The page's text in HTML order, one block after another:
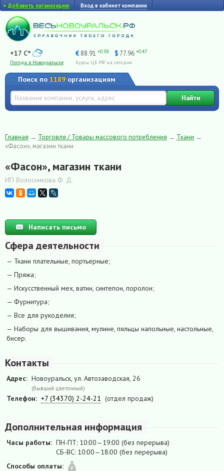
+ Добавить организацию Вход в кабинет компании
+17 C°
Погода в Новоуральске
€ 88.91 +0.38 $ 77.96 +0.47
Курсы ЦБ РФ на сегодня
Поиск по 1189 организациям
Найти
Главная → Торговля / Товары массового потребления → Ткани →
«Фасон», магазин ткани
«Фасон», магазин ткани
ИП Волосникова Ф. Д.
Написать письмо
Сфера деятельности
— Ткани плательные, портьерные;
— Пряжа;
— Искусственный мех, ватин, синтепон, поролон;
— Фурнитура;
— Все для рукоделия;
— Наборы для вышивания, мулине, пяльцы напольные, настольные,
бисер.
Контакты
Адрес: Новоуральск, ул. Автозаводская, 26
(бывший цветочный)
Телефон: +7 (34370) 2-24-21 (отдел продаж)
Дополнительная информация
Часы работы: ПН-ПТ: 10:00—19:00 (без перерыва)
СБ-ВС: 10:00—18:00 (без перерыва)
Способы оплаты: